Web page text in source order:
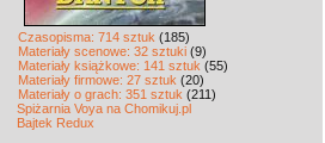
Czasopisma: 714 sztuk (185)
Materiały scenowe: 32 sztuki (9)
Materiały książkowe: 141 sztuk (55)
Materiały firmowe: 27 sztuk (20)
Materiały o grach: 351 sztuk (211)
Spiżarnia Voya na Chomikuj.pl
Bajtek Redux